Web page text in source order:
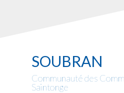
SOUBRAN
Communauté des
Saintonge